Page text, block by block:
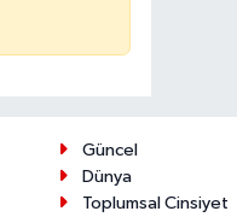
Güncel
Dünya
Toplumsal Cinsiyet